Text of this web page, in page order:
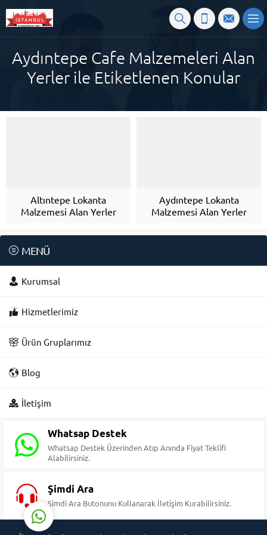
Aydıntepe Cafe Malzemeleri Alan
Yerler ile Etiketlenen Konular
Altıntepe Lokanta
Malzemesi Alan Yerler
Aydıntepe Lokanta
Malzemesi Alan Yerler
MENÜ
Kurumsal
Hizmetlerimiz
Ürün Gruplarımız
Blog
İletişim
Whatsap Destek
Whatsap Destek Üzerinden Atıp Anında Fiyat Teklifi
Alabilirsiniz.
Şimdi Ara
Şimdi Ara Butonunu Kullanarak İletişim Kurabilirsiniz.